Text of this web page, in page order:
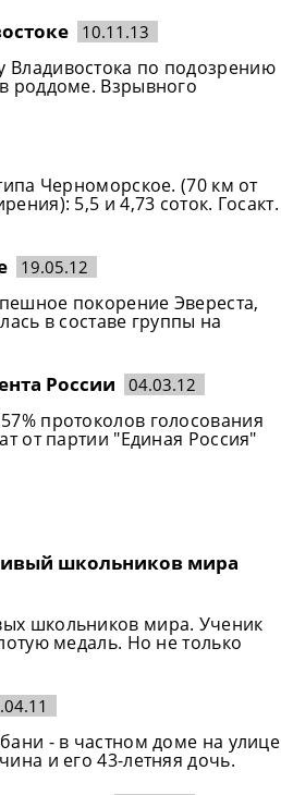
10.11.13
Владивостока по подозрению
роддоме. Взрывного
Черноморское. (70 км от
5,5 и 4,73 соток. Госакт.
19.05.12
покорение Эвереста,
в составе группы на
России 04.03.12
протоколов голосования
от партии "Единая Россия"
школьников мира
школьников мира. Ученик
медаль. Но не только
- в частном доме на улице
и его 43-летняя дочь.